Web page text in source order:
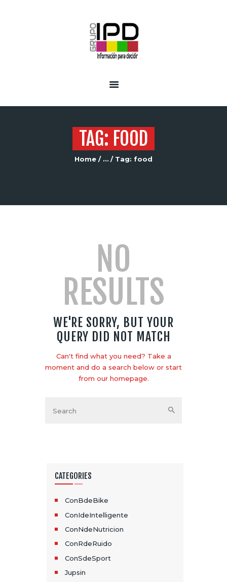
TAG: FOOD
Home ... Tag: food
NO
RESULTS
WE'RE SORRY, BUT YOUR
QUERY DID NOT MATCH
Can't find what you need? Take a
moment and do a search below or start
from our homepage.
CATEGORIES
ConBdeBike
ConIdeIntelligente
ConNdeNutricion
ConRdeRuido
ConSdeSport
Jupsin